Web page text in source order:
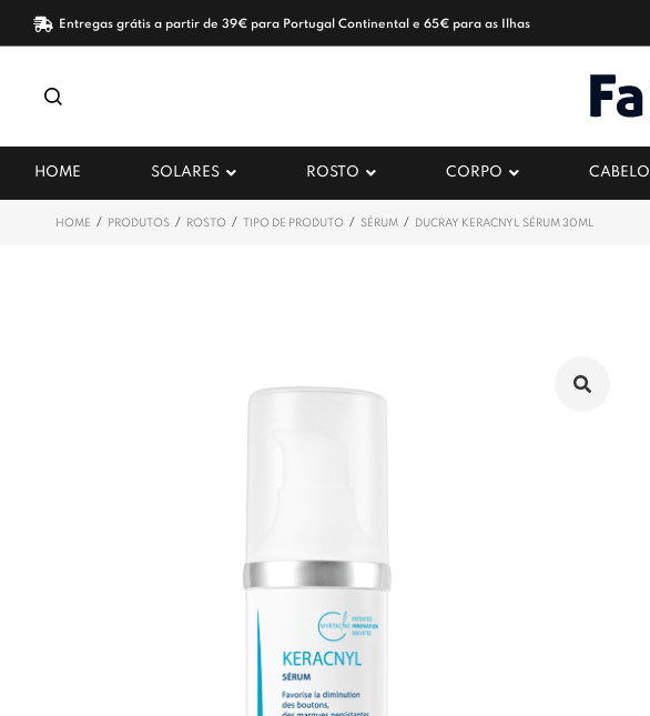
Entregas grátis a partir de 39€ para Portugal Continental e 65€ para as Ilhas
HOME SOLARES ROSTO CORPO CABELO
HOME / PRODUTOS / ROSTO / TIPO DE PRODUTO / SÉRUM / DUCRAY KERACNYL SÉRUM 30ML